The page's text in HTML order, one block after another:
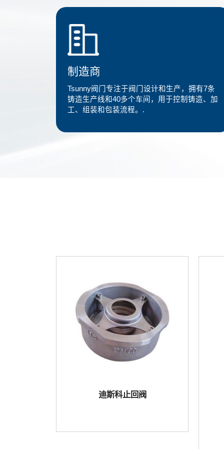
制造商
Tsunny阀门专注于阀门设计和生产，拥有7条
铸造生产线和40多个车间，用于控制铸造、加
工、组装和包装流程。.
迪斯科止回阀